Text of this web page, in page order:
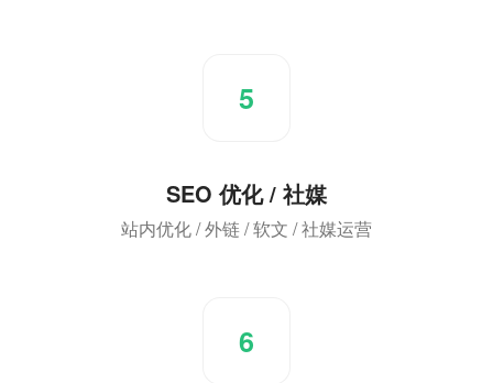
5
SEO 优化 / 社媒
站内优化 / 外链 / 软文 / 社媒运营
6